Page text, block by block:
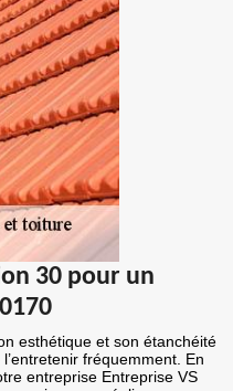
30 pour un
esthétique et son étanchéité
fréquemment. En
entreprise Entreprise VS